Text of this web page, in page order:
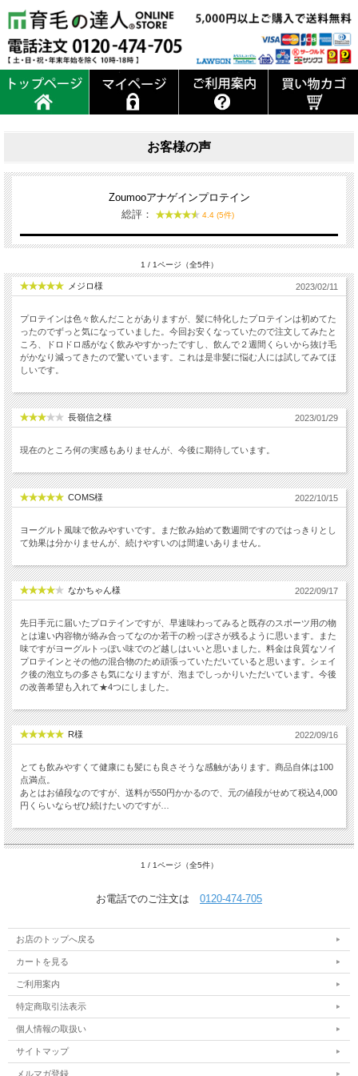
お客様の声
Zoumooアナゲインプロテイン
総評：
4.4 (5件)
1 / 1ページ（全5件）
メジロ様 2023/02/11
プロテインは色々飲んだことがありますが、髪に特化したプロテインは初めてた
ったのでずっと気になっていました。今回お安くなっていたので注文してみたと
ころ、ドロドロ感がなく飲みやすかったですし、飲んで２週間くらいから抜け毛
がかなり減ってきたので驚いています。これは是非髪に悩む人には試してみてほ
しいです。
長嶺信之様 2023/01/29
現在のところ何の実感もありませんが、今後に期待しています。
COMS様 2022/10/15
ヨーグルト風味で飲みやすいです。まだ飲み始めて数週間ですのではっきりとし
て効果は分かりませんが、続けやすいのは間違いありません。
なかちゃん様 2022/09/17
先日手元に届いたプロテインですが、早速味わってみると既存のスポーツ用の物
とは違い内容物が絡み合ってなのか若干の粉っぽさが残るように思います。また
味ですがヨーグルトっぽい味でのど越しはいいと思いました。料金は良質なソイ
プロテインとその他の混合物のため頑張っていただいていると思います。シェイ
ク後の泡立ちの多さも気になりますが、泡までしっかりいただいています。今後
の改善希望も入れて★4つにしました。
R様 2022/09/16
とても飲みやすくて健康にも髪にも良さそうな感触があります。商品自体は100
点満点。
あとはお値段なのですが、送料が550円かかるので、元の値段がせめて税込4,000
円くらいならぜひ続けたいのですが…
1 / 1ページ（全5件）
お電話でのご注文は 0120-474-705
お店のトップへ戻る
カートを見る
ご利用案内
特定商取引法表示
個人情報の取扱い
サイトマップ
メルマガ登録